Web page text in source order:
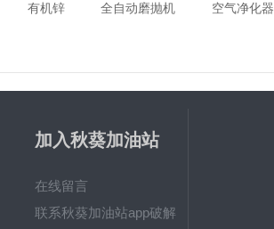
有机锌 全自动磨抛机 空气净化器
加入秋葵加油站
在线留言
联系秋葵加油站app破解